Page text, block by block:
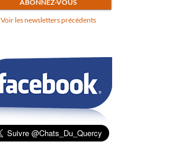
Voir les newsletters précédents